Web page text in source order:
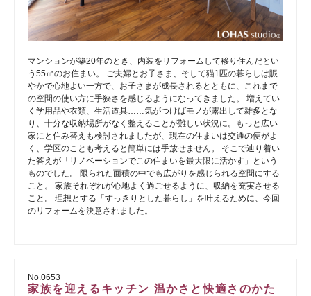
マンションが築20年のとき、内装をリフォームして移り住んだとい
う55㎡のお住まい。 ご夫婦とお子さま、そして猫1匹の暮らしは賑
やかで心地よい一方で、お子さまが成長されるとともに、これまで
の空間の使い方に手狭さを感じるようになってきました。 増えてい
く学用品や衣類、生活道具……気がつけばモノが露出して雑多とな
り、十分な収納場所がなく整えることが難しい状況に。もっと広い
家にと住み替えも検討されましたが、現在の住まいは交通の便がよ
く、学区のことも考えると簡単には手放せません。 そこで辿り着い
た答えが「リノベーションでこの住まいを最大限に活かす」という
ものでした。 限られた面積の中でも広がりを感じられる空間にする
こと。 家族それぞれが心地よく過ごせるように、収納を充実させる
こと。 理想とする「すっきりとした暮らし」を叶えるために、今回
のリフォームを決意されました。
No.0653
家族を迎えるキッチン 温かさと快適さのかた